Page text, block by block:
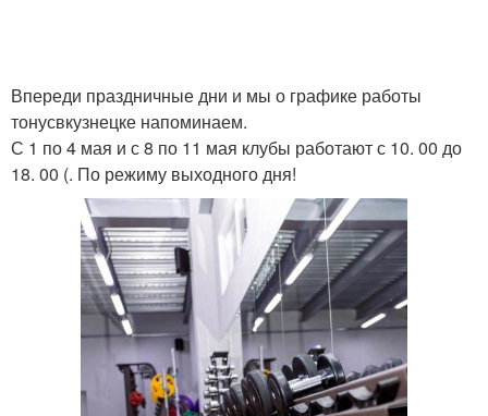
Впереди праздничные дни и мы о графике работы
тонусвкузнецке напоминаем.
С 1 по 4 мая и с 8 по 11 мая клубы работают с 10. 00 до
18. 00 (. По режиму выходного дня!